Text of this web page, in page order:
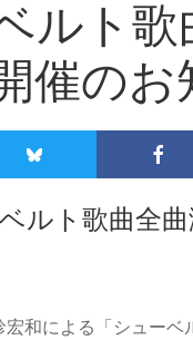
ルト
催のお
ルト歌曲全
宏和による「シュー